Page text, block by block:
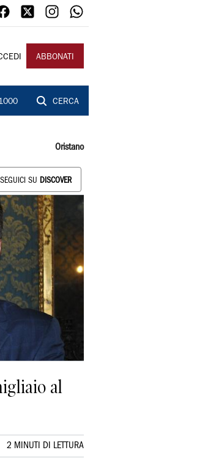
ABBONATI
CERCA
Oristano
SEGUICI SU DISCOVER
al
2 MINUTI DI LETTURA